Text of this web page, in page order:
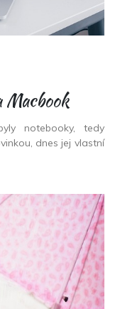
notebooky, tedy
dnes jej vlastní